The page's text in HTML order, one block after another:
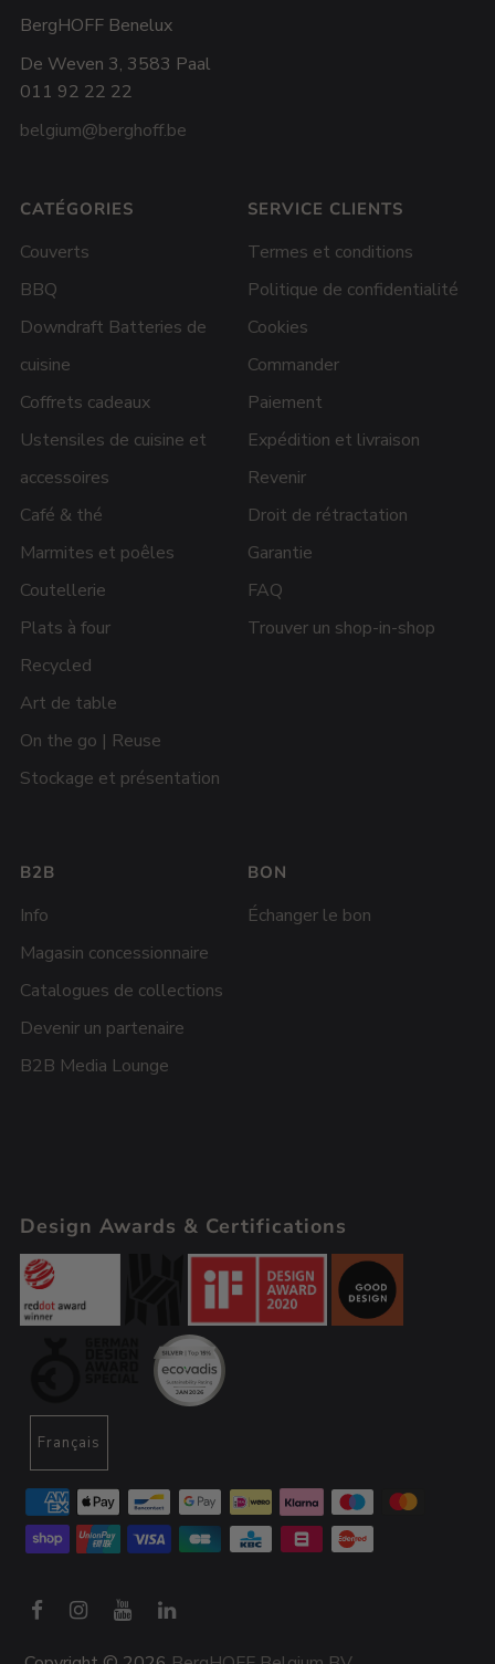
BergHOFF Benelux
De Weven 3, 3583 Paal
011 92 22 22
belgium@berghoff.be
CATÉGORIES
Couverts
BBQ
Downdraft Batteries de
cuisine
Coffrets cadeaux
Ustensiles de cuisine et
accessoires
Café & thé
Marmites et poêles
Coutellerie
Plats à four
Recycled
Art de table
On the go | Reuse
Stockage et présentation
SERVICE CLIENTS
Termes et conditions
Politique de confidentialité
Cookies
Commander
Paiement
Expédition et livraison
Revenir
Droit de rétractation
Garantie
FAQ
Trouver un shop-in-shop
B2B
Info
Magasin concessionnaire
Catalogues de collections
Devenir un partenaire
B2B Media Lounge
BON
Échanger le bon
Design Awards & Certifications
Français